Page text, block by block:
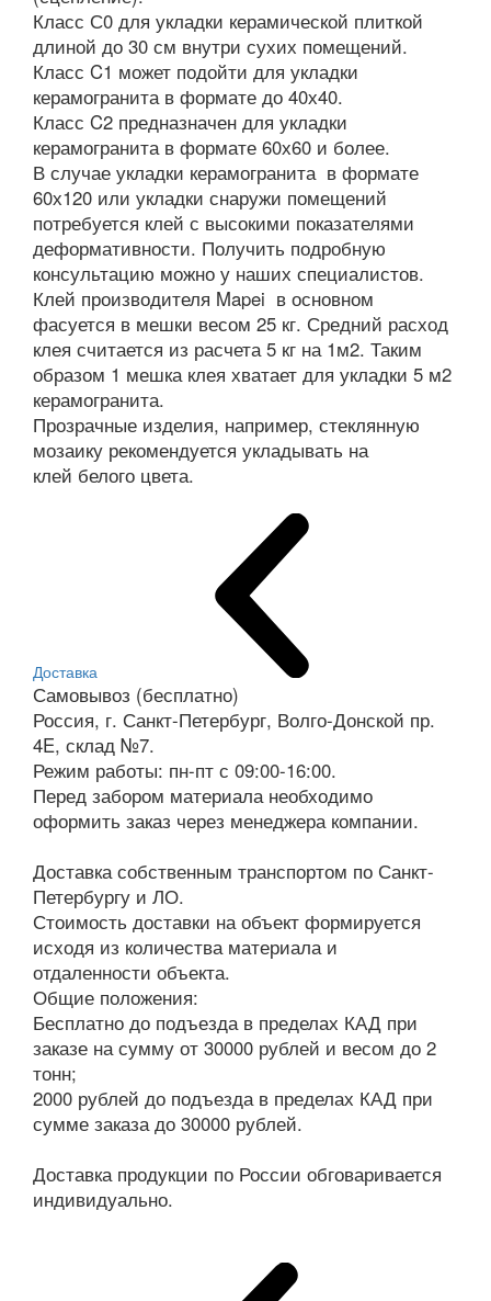
Класс С0 для укладки керамической плиткой
длиной до 30 см внутри сухих помещений.
Класс C1 может подойти для укладки
керамогранита в формате до 40х40.
Класс C2 предназначен для укладки
керамогранита в формате 60х60 и более.
В случае укладки керамогранита в формате
60х120 или укладки снаружи помещений
потребуется клей с высокими показателями
деформативности. Получить подробную
консультацию можно у наших специалистов.
Клей производителя Mapei в основном
фасуется в мешки весом 25 кг. Средний расход
клея считается из расчета 5 кг на 1м2. Таким
образом 1 мешка клея хватает для укладки 5 м2
керамогранита.
Прозрачные изделия, например, стеклянную
мозаику рекомендуется укладывать на
клей белого цвета.
Доставка
Самовывоз (бесплатно)
Россия, г. Санкт-Петербург, Волго-Донской пр.
4E, склад №7.
Режим работы: пн-пт с 09:00-16:00.
Перед забором материала необходимо
оформить заказ через менеджера компании.
Доставка собственным транспортом по Санкт-
Петербургу и ЛО.
Стоимость доставки на объект формируется
исходя из количества материала и
отдаленности объекта.
Общие положения:
Бесплатно до подъезда в пределах КАД при
заказе на сумму от 30000 рублей и весом до 2
тонн;
2000 рублей до подъезда в пределах КАД при
сумме заказа до 30000 рублей.
Доставка продукции по России обговаривается
индивидуально.